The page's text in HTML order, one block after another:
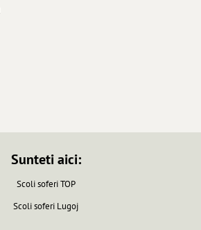
Sunteti aici:
Scoli soferi TOP
Scoli soferi Lugoj